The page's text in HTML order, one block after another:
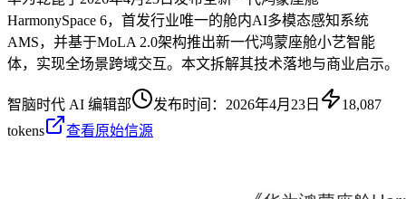
HarmonySpace 6，首发行业唯一的舱内AI多模态感知系统
AMS，并基于MoLA 2.0架构推出新一代鸿蒙座舱小艺智能
体，实现全场景跨域交互。本文拆解其技术落地与商业启示。
智脑时代 AI 编辑部 发布时间： 2026年4月23日
18,087
tokens
查看原始信源